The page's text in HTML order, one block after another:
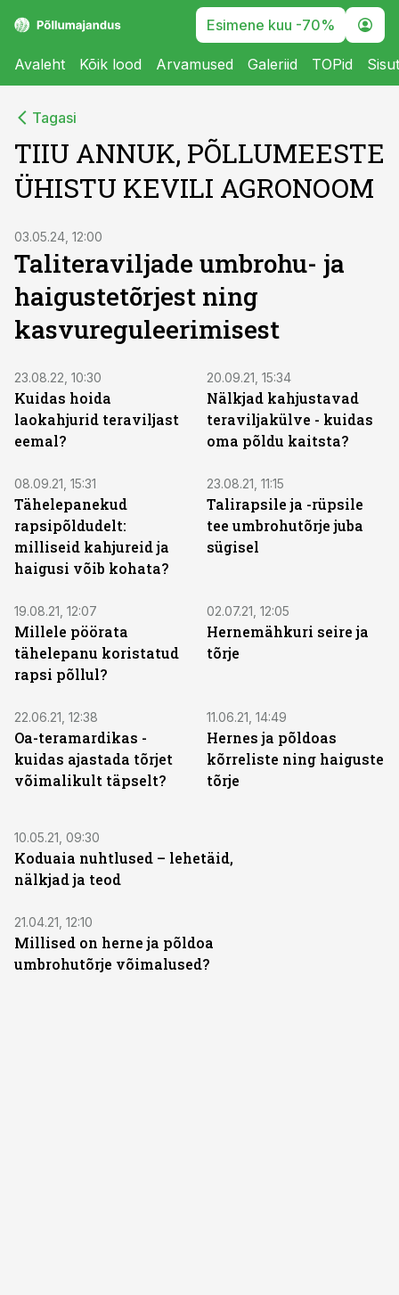
Esimene kuu -70%
Avaleht Kõik lood Arvamused Galeriid TOPid
Tagasi
TIIU ANNUK, PÕLLUMEESTE
ÜHISTU KEVILI AGRONOOM
03.05.24, 12:00
Taliteraviljade umbrohu- ja
haigustetõrjest ning
kasvureguleerimisest
23.08.22, 10:30
Kuidas hoida
laokahjurid teraviljast
eemal?
20.09.21, 15:34
Nälkjad kahjustavad
teraviljakülve - kuidas
oma põldu kaitsta?
08.09.21, 15:31
Tähelepanekud
rapsipõldudelt:
milliseid kahjureid ja
haigusi võib kohata?
23.08.21, 11:15
Talirapsile ja -rüpsile
tee umbrohutõrje juba
sügisel
19.08.21, 12:07
Millele pöörata
tähelepanu koristatud
rapsi põllul?
02.07.21, 12:05
Hernemähkuri seire ja
tõrje
22.06.21, 12:38
Oa-teramardikas -
kuidas ajastada tõrjet
võimalikult täpselt?
11.06.21, 14:49
Hernes ja põldoas
kõrreliste ning haiguste
tõrje
10.05.21, 09:30
Koduaia nuhtlused – lehetäid,
nälkjad ja teod
21.04.21, 12:10
Millised on herne ja põldoa
umbrohutõrje võimalused?